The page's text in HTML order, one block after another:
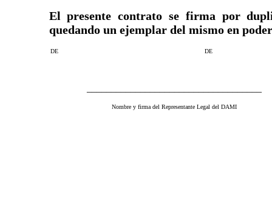
El presente contrato se firma por
quedando un ejemplar del mismo en
DE DE
Nombre y firma del Representante Legal del DAMI